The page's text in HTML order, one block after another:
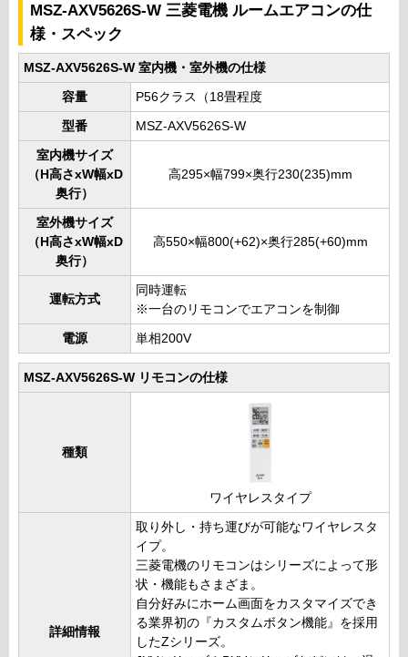
MSZ-AXV5626S-W 三菱電機 ルームエアコンの仕
様・スペック
MSZ-AXV5626S-W 室内機・室外機の仕様
容量 P56クラス（18畳程度
型番 MSZ-AXV5626S-W
室内機サイズ
（H高さxW幅xD
奥行）
高295×幅799×奥行230(235)mm
室外機サイズ
（H高さxW幅xD
奥行）
高550×幅800(+62)×奥行285(+60)mm
運転方式
同時運転
※一台のリモコンでエアコンを制御
電源 単相200V
MSZ-AXV5626S-W リモコンの仕様
種類
ワイヤレスタイプ
詳細情報
取り外し・持ち運びが可能なワイヤレスタ
イプ。
三菱電機のリモコンはシリーズによって形
状・機能もさまざま。
自分好みにホーム画面をカスタマイズでき
る業界初の『カスタムボタン機能』を採用
したZシリーズ。